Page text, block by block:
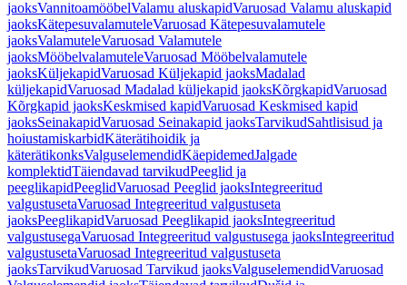
jaoksVannitoamööbelValamu aluskapidVaruosad Valamu aluskapid
jaoksKätepesuvalamuteleVaruosad Kätepesuvalamutele
jaoksValamuteleVaruosad Valamutele
jaoksMööbelvalamuteleVaruosad Mööbelvalamutele
jaoksKüljekapidVaruosad Küljekapid jaoksMadalad
küljekapidVaruosad Madalad küljekapid jaoksKõrgkapidVaruosad
Kõrgkapid jaoksKeskmised kapidVaruosad Keskmised kapid
jaoksSeinakapidVaruosad Seinakapid jaoksTarvikudSahtlisisud ja
hoiustamiskarbidKäterätihoidik ja
käterätikonksValguselemendidKäepidemedJalgade
komplektidTäiendavad tarvikudPeeglid ja
peeglikapidPeeglidVaruosad Peeglid jaoksIntegreeritud
valgustusetaVaruosad Integreeritud valgustuseta
jaoksPeeglikapidVaruosad Peeglikapid jaoksIntegreeritud
valgustusegaVaruosad Integreeritud valgustusega jaoksIntegreeritud
valgustusetaVaruosad Integreeritud valgustuseta
jaoksTarvikudVaruosad Tarvikud jaoksValguselemendidVaruosad